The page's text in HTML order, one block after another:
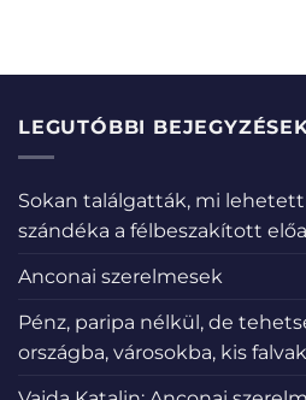
LEGUTÓBBI
Sokan találgatták, mi
szándéka a félbeszakított
Anconai szerelmesek
Pénz, paripa nélkül, de
országba, városokba, kis